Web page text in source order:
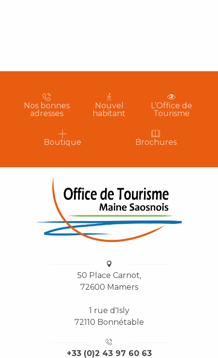
Nos bonnes
adresses
Nouvel
habitant
L’Office de
Tourisme
Boutique Brochures
50 Place Carnot,
72600 Mamers
1 rue d'Isly
72110 Bonnétable
+33 (0)2 43 97 60 63